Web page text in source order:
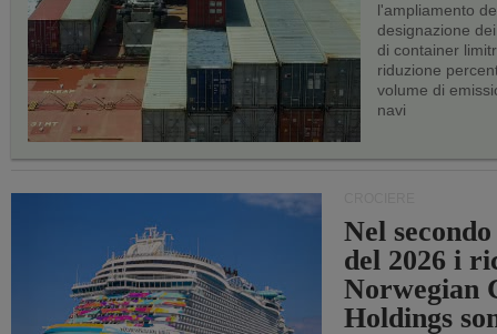
l'ampliamento
designazione
di container
riduzione
volume di
navi
Nel
del 2026 i
Norwegian
Holdings